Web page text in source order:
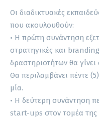
Οι διαδικτυακές
που ακουλουθούν:
• Η πρώτη συνάντηση
στρατηγικές και
δραστηριοτήτων θα
Θα περιλαμβάνει πέντε
μία.
• Η δεύτερη συνάντηση
start-ups στον τομέα